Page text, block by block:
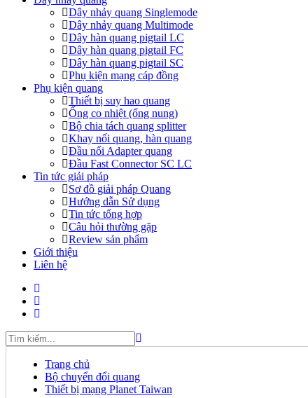
Dây nhảy quang Singlemode
Dây nhảy quang Multimode
Dây hàn quang pigtail LC
Dây hàn quang pigtail FC
Dây hàn quang pigtail SC
Phụ kiện mạng cáp đồng
Phụ kiện quang
Thiết bị suy hao quang
Ống co nhiệt (ống nung)
Bộ chia tách quang splitter
Khay nối quang, hàn quang
Đầu nối Adapter quang
Đầu Fast Connector SC LC
Tin tức giải pháp
Sơ đồ giải pháp Quang
Hướng dẫn Sử dụng
Tin tức tổng hợp
Câu hỏi thường gặp
Review sản phẩm
Giới thiệu
Liên hệ
Trang chủ
Bộ chuyển đổi quang
Thiết bị mạng Planet Taiwan